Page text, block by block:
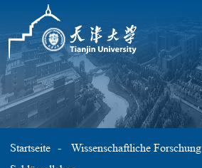
Startseite
Wissenschaftliche Forschung